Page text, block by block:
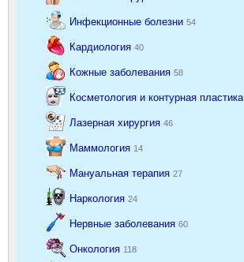
Инфекционные болезни 54
Кардиология 40
Кожные заболевания 58
Косметология и контурная пластика
Лазерная хирургия 46
Маммология 14
Мануальная терапия 27
Наркология 24
Нервные заболевания 60
Онкология 118